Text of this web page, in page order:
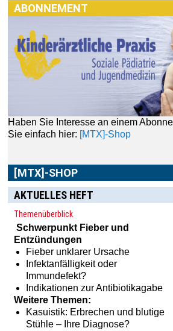
ABONNEMENT
Haben Sie Interesse an einem
Sie einfach hier:
[MTX]-SHOP
Im[MTX]-Shopfinden Sie alle
AKTUELLES HEFT
Themenüberblick
Schwerpunkt Fieber und
Entzündungen
Fieber unklarer Ursache
Infektanfälligkeit oder
Immundefekt?
Indikationen zur Antibiotikagabe
Weitere Themen:
Kasuistik: Erbrechen und blutige
Stühle – Ihre Diagnose?